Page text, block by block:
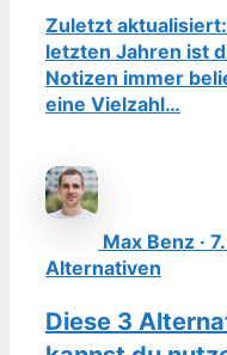
Zuletzt
letzten Jahren ist
Notizen immer
eine Vielzahl…
Max Benz ·
Alternativen
Diese 3